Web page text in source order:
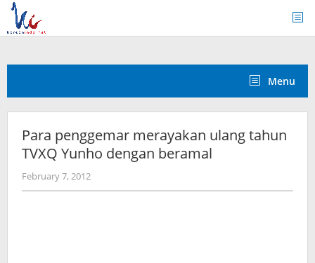
Skip
content
Menu
Para penggemar merayakan ulang tahun
TVXQ Yunho dengan beramal
February 7, 2012by
Koreanindo